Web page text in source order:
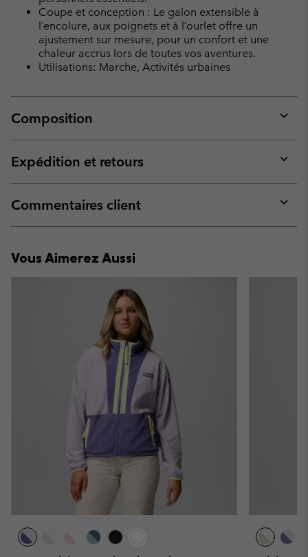
Coupe et conception : Le galon extensible à
l’encolure, aux poignets et à l’ourlet offre un
ajustement sur mesure, pour un confort et une
chaleur accrus lors de toutes vos aventures.
Utilisations: Marche, Activités urbaines
Composition
or
Expédition et retours
or
Commentaires client
or
Vous Aimerez Aussi